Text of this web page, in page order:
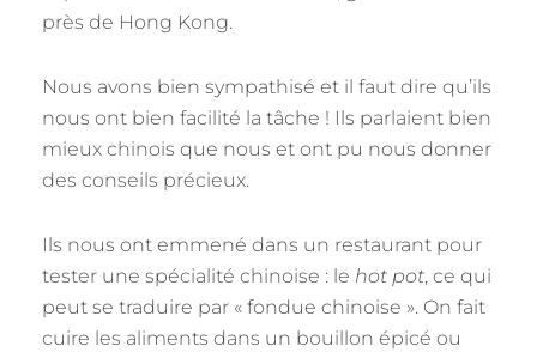
près de Hong Kong.
Nous avons bien sympathisé et il faut dire qu’ils
nous ont bien facilité la tâche ! Ils parlaient bien
mieux chinois que nous et ont pu nous donner
des conseils précieux.
Ils nous ont emmené dans un restaurant pour
tester une spécialité chinoise : le hot pot, ce qui
peut se traduire par « fondue chinoise ». On fait
cuire les aliments dans un bouillon épicé ou